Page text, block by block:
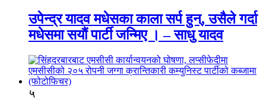
उपेन्द्र यादव मधेसका काला सर्प हुन्, उसैले गर्दा
मधेसमा सयौं पार्टी जन्मिए । – साधु यादव
५